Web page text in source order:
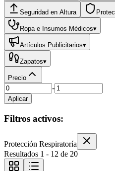
Seguridad en Altura
Ropa e Insumos Médicos▾
Artículos Publicitarios▾
Zapatos▾
Precio
-
Aplicar
Filtros activos:
Protección Respiratoría
Resultados 1 - 12 de 20